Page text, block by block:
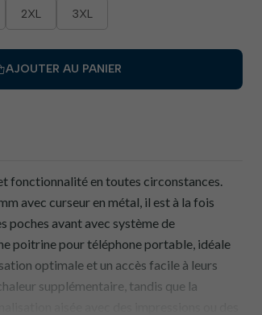
2XL 3XL
AJOUTER AU PANIER
fonctionnalité en toutes circonstances.
avec curseur en métal, il est à la fois
poches avant avec système de
poitrine pour téléphone portable, idéale
optimale et un accès facile à leurs
supplémentaire, tandis que la